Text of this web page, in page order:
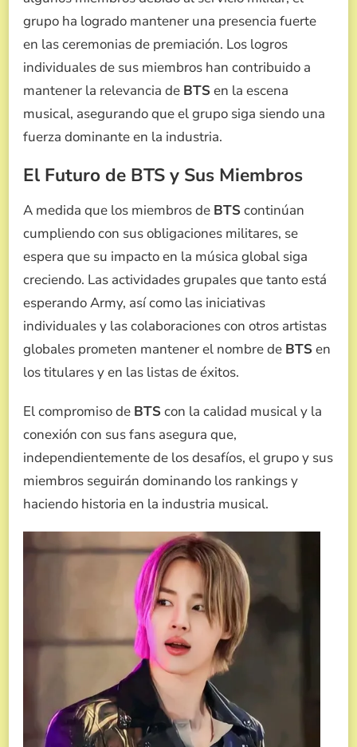
grupo ha logrado mantener una presencia fuerte
en las ceremonias de premiación. Los logros
individuales de sus miembros han contribuido a
mantener la relevancia de BTSen la escena
musical, asegurando que el grupo siga siendo una
fuerza dominante en la industria.
El Futuro de BTS y Sus Miembros
A medida que los miembros de BTScontinúan
cumpliendo con sus obligaciones militares, se
espera que su impacto en la música global siga
creciendo. Las actividades grupales que tanto está
esperando Army, así como las iniciativas
individuales y las colaboraciones con otros artistas
globales prometen mantener el nombre de BTSen
los titulares y en las listas de éxitos.
El compromiso de BTScon la calidad musical y la
conexión con sus fans asegura que,
independientemente de los desafíos, el grupo y sus
miembros seguirán dominando los rankings y
haciendo historia en la industria musical.